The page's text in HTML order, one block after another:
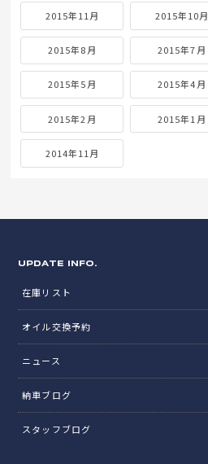
2015年11月 2015年10月
2015年8月 2015年7月
2015年5月 2015年4月
2015年2月 2015年1月
2014年11月
UPDATE INFO.
在庫リスト
オイル交換予約
ニュース
納車ブログ
スタッフブログ